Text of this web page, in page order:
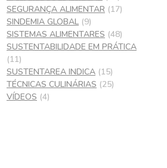
SEGURANÇA ALIMENTAR (17)
SINDEMIA GLOBAL (9)
SISTEMAS ALIMENTARES (48)
SUSTENTABILIDADE EM PRÁTICA
(11)
SUSTENTAREA INDICA (15)
TÉCNICAS CULINÁRIAS (25)
VÍDEOS (4)